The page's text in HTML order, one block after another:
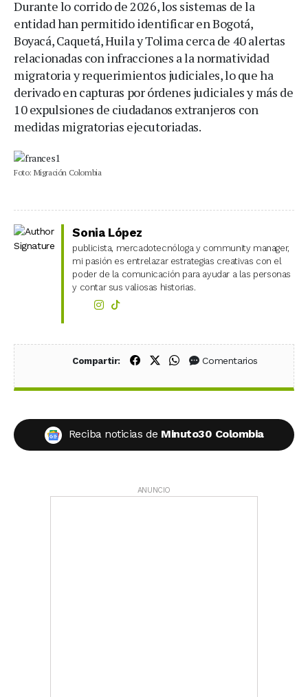
Durante lo corrido de 2026, los sistemas de la
entidad han permitido identificar en Bogotá,
Boyacá, Caquetá, Huila y Tolima cerca de 40 alertas
relacionadas con infracciones a la normatividad
migratoria y requerimientos judiciales, lo que ha
derivado en capturas por órdenes judiciales y más de
10 expulsiones de ciudadanos extranjeros con
medidas migratorias ejecutoriadas.
Foto: Migración Colombia
Sonia López
publicista, mercadotecnóloga y community manager,
mi pasión es entrelazar estrategias creativas con el
poder de la comunicación para ayudar a las personas
y contar sus valiosas historias.
Compartir: Compartir en Facebook
Compartir en X (Twitter)
Compartir en WhatsApp
Comentarios
Reciba noticias de Minuto30 Colombia
ANUNCIO